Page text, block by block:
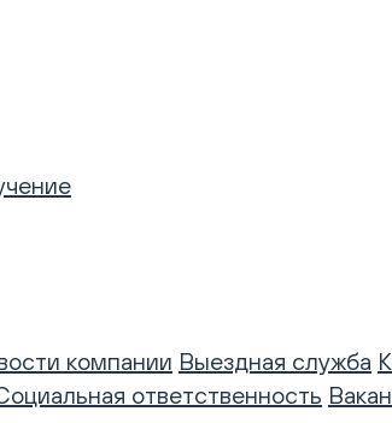
компании Выездная служба
ответственность